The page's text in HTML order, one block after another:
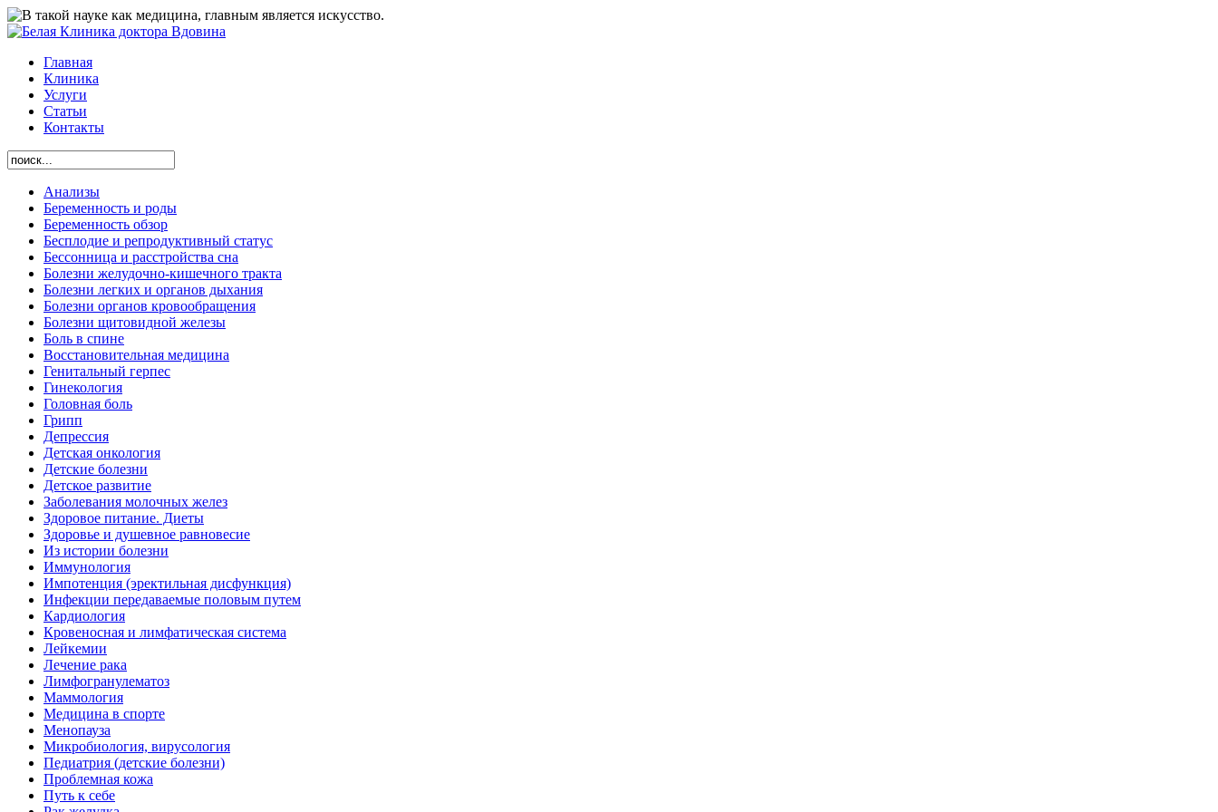
Главная
Клиника
Услуги
Статьи
Контакты
Анализы
Беременность и роды
Беременность обзор
Бесплодие и репродуктивный статус
Бессонница и расстройства сна
Болезни желудочно-кишечного тракта
Болезни легких и органов дыхания
Болезни органов кровообращения
Болезни щитовидной железы
Боль в спине
Восстановительная медицина
Генитальный герпес
Гинекология
Головная боль
Грипп
Депрессия
Детская онкология
Детские болезни
Детское развитие
Заболевания молочных желез
Здоровое питание. Диеты
Здоровье и душевное равновесие
Из истории болезни
Иммунология
Импотенция (эректильная дисфункция)
Инфекции передаваемые половым путем
Кардиология
Кровеносная и лимфатическая система
Лейкемии
Лечение рака
Лимфогранулематоз
Маммология
Медицина в спорте
Менопауза
Микробиология, вирусология
Педиатрия (детские болезни)
Проблемная кожа
Путь к себе